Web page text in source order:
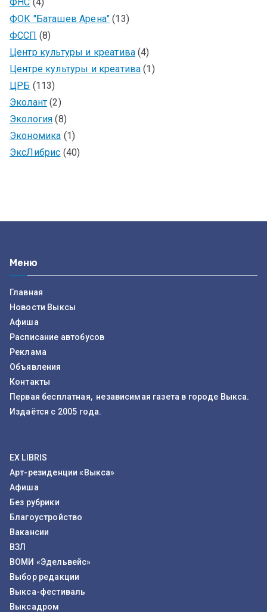
ФОК "Баташев Арена" (13)
ФССП (8)
Центр культуры и креатива (4)
Центре культуры и креатива (1)
ЦРБ (113)
Эколант (2)
Экология (8)
Экономика (1)
ЭксЛибрис (40)
Меню
Главная
Новости Выксы
Афиша
Расписание автобусов
Реклама
Объявления
Контакты
Первая бесплатная, независимая газета в городе Выкса.
Издаётся с 2005 года.
EX LIBRIS
Арт-резиденции «Выкса»
Афиша
Без рубрики
Благоустройство
Вакансии
ВЗЛ
ВОМИ «Эдельвейс»
Выбор редакции
Выкса-фестиваль
Выксадром